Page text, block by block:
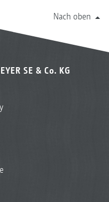
Nach oben
SE & Co. KG